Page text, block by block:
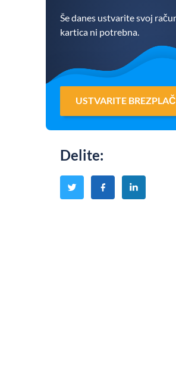
Še danes ustvarite svoj
kartica ni potrebna.
USTVARITE
Delite: